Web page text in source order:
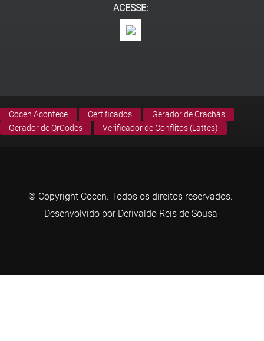
ACESSE:
Cocen Acontece Certificados
Gerador de Crachás
Gerador de QrCodes
Verificador de Conflitos (Lattes)
© Copyright Cocen. Todos os direitos reservados.
Desenvolvido por Derivaldo Reis de Sousa